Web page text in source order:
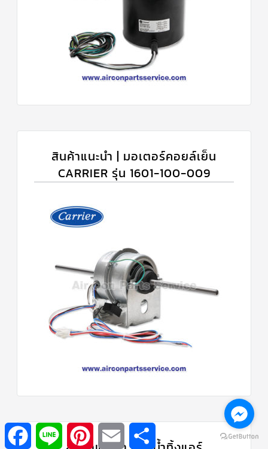
สินค้าแนะนำ | มอเตอร์คอยล์เย็น
CARRIER รุ่น 1601-100-009
Facebook Line Pinterest Email